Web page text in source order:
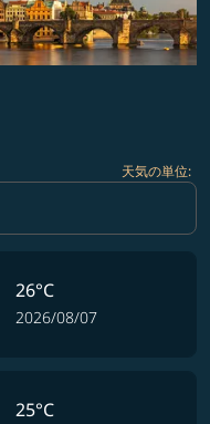
天気の単位:
26°C
2026/08/07
25°C